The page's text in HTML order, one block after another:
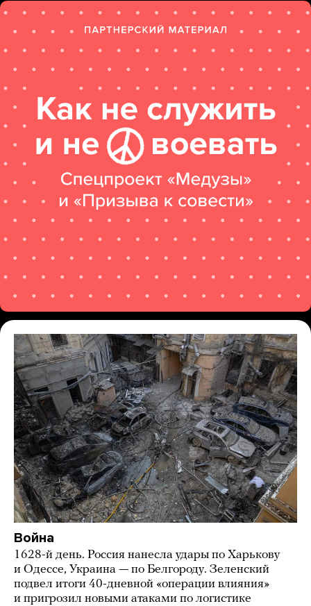
Война
1628-й день. Россия нанесла удары по Харькову
и Одессе, Украина — по Белгороду. Зеленский
подвел итоги 40-дневной «операции влияния»
и пригрозил новыми атаками по логистике